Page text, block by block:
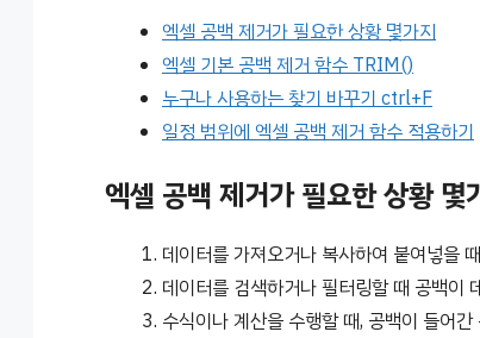
엑셀 공백 제거가 필요한 상황 몇가지
엑셀 기본 공백 제거 함수 TRIM()
누구나 사용하는 찾기 바꾸기 ctrl+F
일정 범위에 엑셀 공백 제거 함수 적용하기
엑셀 공백 제거가 필요한 상황 몇
데이터를 가져오거나 복사하여 붙여넣을
데이터를 검색하거나 필터링할 때 공백이
수식이나 계산을 수행할 때, 공백이 들어